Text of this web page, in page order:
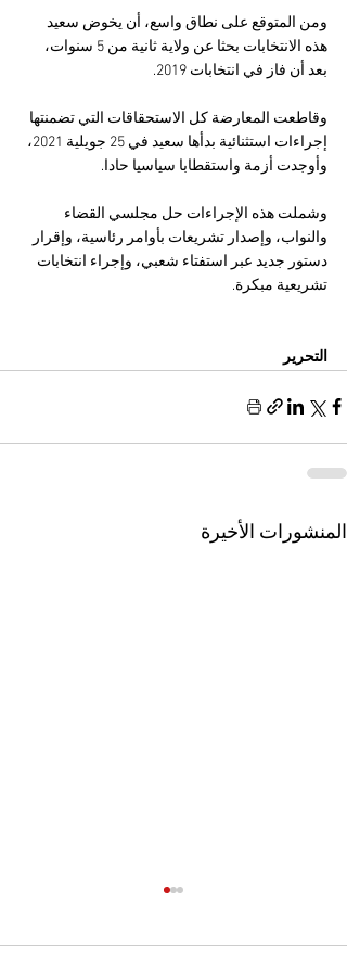
ومن المتوقع على نطاق واسع، أن يخوض سعيد
هذه الانتخابات بحثا عن ولاية ثانية من 5 سنوات،
بعد أن فاز في انتخابات 2019.
وقاطعت المعارضة كل الاستحقاقات التي تضمنتها
إجراءات استثنائية بدأها سعيد في 25 جويلية 2021،
وأوجدت أزمة واستقطابا سياسيا حادا.
وشملت هذه الإجراءات حل مجلسي القضاء
والنواب، وإصدار تشريعات بأوامر رئاسية، وإقرار
دستور جديد عبر استفتاء شعبي، وإجراء انتخابات
تشريعية مبكرة.
التحرير
المنشورات الأخيرة